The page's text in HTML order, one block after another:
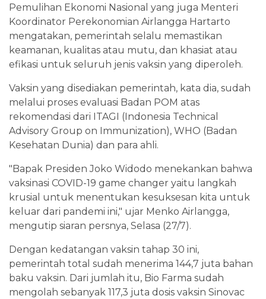
Pemulihan Ekonomi Nasional yang juga Menteri
Koordinator Perekonomian Airlangga Hartarto
mengatakan, pemerintah selalu memastikan
keamanan, kualitas atau mutu, dan khasiat atau
efikasi untuk seluruh jenis vaksin yang diperoleh.
Vaksin yang disediakan pemerintah, kata dia, sudah
melalui proses evaluasi Badan POM atas
rekomendasi dari ITAGI (Indonesia Technical
Advisory Group on Immunization), WHO (Badan
Kesehatan Dunia) dan para ahli.
"Bapak Presiden Joko Widodo menekankan bahwa
vaksinasi COVID-19 game changer yaitu langkah
krusial untuk menentukan kesuksesan kita untuk
keluar dari pandemi ini," ujar Menko Airlangga,
mengutip siaran persnya, Selasa (27/7).
Dengan kedatangan vaksin tahap 30 ini,
pemerintah total sudah menerima 144,7 juta bahan
baku vaksin. Dari jumlah itu, Bio Farma sudah
mengolah sebanyak 117,3 juta dosis vaksin Sinovac